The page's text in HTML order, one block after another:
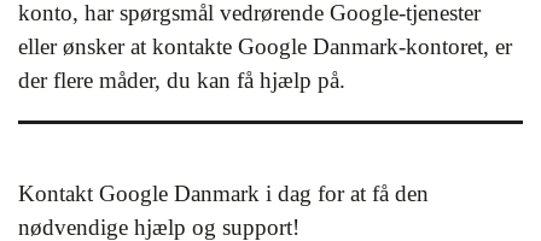
konto, har spørgsmål vedrørende Google-tjenester
eller ønsker at kontakte Google Danmark-kontoret, er
der flere måder, du kan få hjælp på.
Kontakt Google Danmark i dag for at få den
nødvendige hjælp og support!